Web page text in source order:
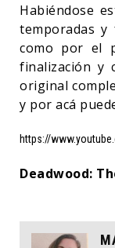
Habiéndose
temporadas
como por el
finalización y
original
y por acá
https://
Deadwood: